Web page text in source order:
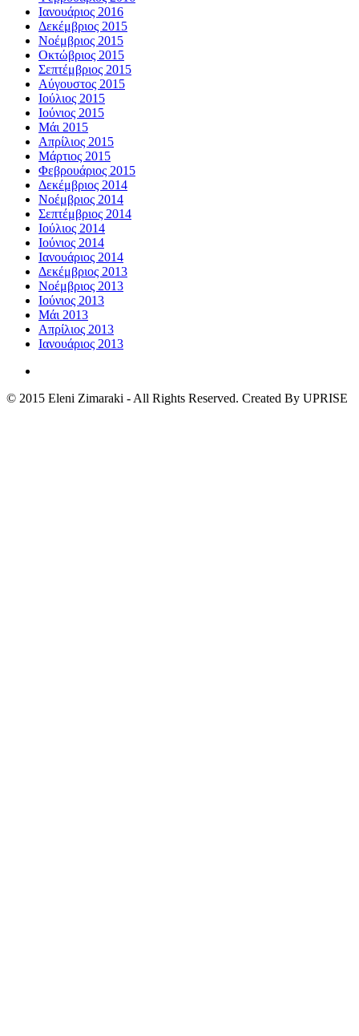
Ιανουάριος 2016
Δεκέμβριος 2015
Νοέμβριος 2015
Οκτώβριος 2015
Σεπτέμβριος 2015
Αύγουστος 2015
Ιούλιος 2015
Ιούνιος 2015
Μάι 2015
Απρίλιος 2015
Μάρτιος 2015
Φεβρουάριος 2015
Δεκέμβριος 2014
Νοέμβριος 2014
Σεπτέμβριος 2014
Ιούλιος 2014
Ιούνιος 2014
Ιανουάριος 2014
Δεκέμβριος 2013
Νοέμβριος 2013
Ιούνιος 2013
Μάι 2013
Απρίλιος 2013
Ιανουάριος 2013
© 2015 Eleni Zimaraki - All Rights Reserved. Created By UPRISE